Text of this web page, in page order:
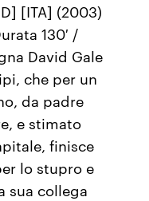
[ITA] (2003)
130′ /
David Gale
che per un
da padre
e stimato
finisce
lo stupro e
sua collega